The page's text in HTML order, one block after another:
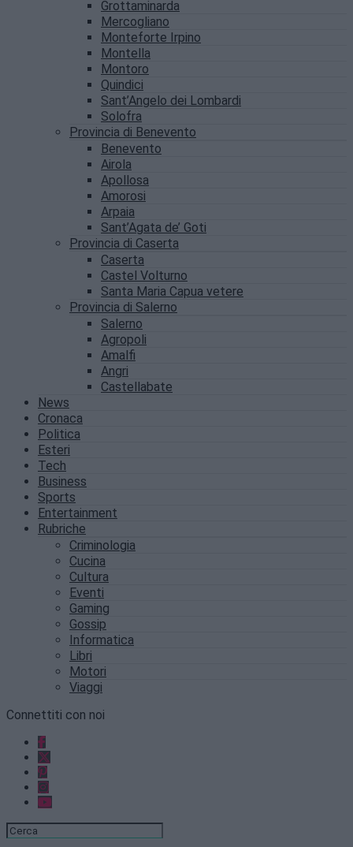
Grottaminarda
Mercogliano
Monteforte Irpino
Montella
Montoro
Quindici
Sant’Angelo dei Lombardi
Solofra
Provincia di Benevento
Benevento
Airola
Apollosa
Amorosi
Arpaia
Sant’Agata de’ Goti
Provincia di Caserta
Caserta
Castel Volturno
Santa Maria Capua vetere
Provincia di Salerno
Salerno
Agropoli
Amalfi
Angri
Castellabate
News
Cronaca
Politica
Esteri
Tech
Business
Sports
Entertainment
Rubriche
Criminologia
Cucina
Cultura
Eventi
Gaming
Gossip
Informatica
Libri
Motori
Viaggi
Connettiti con noi